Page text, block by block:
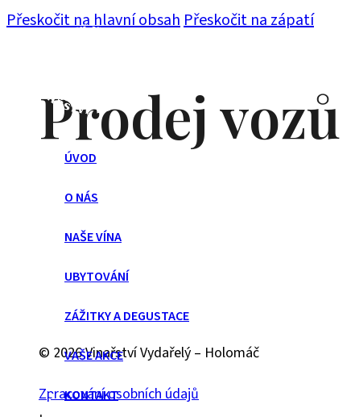
Přeskočit na hlavní obsahPřeskočit na zápatí
ÚVOD
O NÁS
NAŠE VÍNA
UBYTOVÁNÍ
ZÁŽITKY A DEGUSTACE
VAŠE AKCE
KONTAKT
Prodej vozů
© 2026 Vinařství Vydařelý – Holomáč
Zpracování osobních údajů